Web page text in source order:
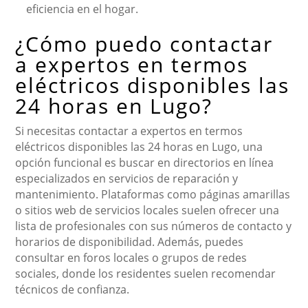
eficiencia en el hogar.
¿Cómo puedo contactar
a expertos en termos
eléctricos disponibles las
24 horas en Lugo?
Si necesitas contactar a expertos en termos
eléctricos disponibles las 24 horas en Lugo, una
opción funcional es buscar en directorios en línea
especializados en servicios de reparación y
mantenimiento. Plataformas como páginas amarillas
o sitios web de servicios locales suelen ofrecer una
lista de profesionales con sus números de contacto y
horarios de disponibilidad. Además, puedes
consultar en foros locales o grupos de redes
sociales, donde los residentes suelen recomendar
técnicos de confianza.